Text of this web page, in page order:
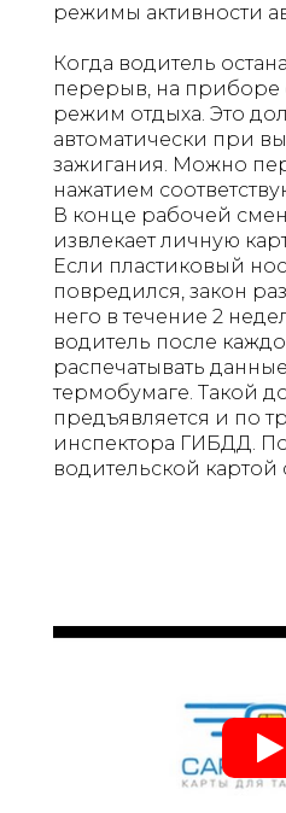
режимы активности
Когда водитель
перерыв, на приборе
режим отдыха. Это
автоматически при
зажигания. Можно
нажатием
В конце рабочей
извлекает личную
Если пластиковый
повредился, закон
него в течение 2
водитель после
распечатывать
термобумаге. Такой
предъявляется и по
инспектора ГИБДД.
водительской